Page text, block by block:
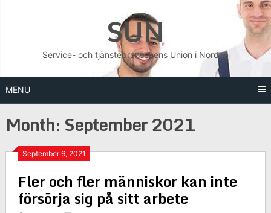
SUN
Service- och tjänstebranschens Union i Norden
MENU
Month: September 2021
September 6, 2021
Fler och fler människor kan inte
försörja sig på sitt arbete